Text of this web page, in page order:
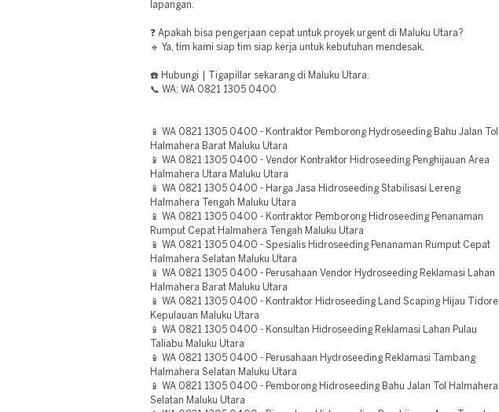
lapangan.
❓ Apakah bisa pengerjaan cepat untuk proyek urgent di Maluku Utara?
🔹 Ya, tim kami siap tim siap kerja untuk kebutuhan mendesak.
☎️ Hubungi | Tigapillar sekarang di Maluku Utara.
📞 WA: WA 0821 1305 0400
📱 WA 0821 1305 0400 - Kontraktor Pemborong Hydroseeding Bahu Jalan Tol
Halmahera Barat Maluku Utara
📱 WA 0821 1305 0400 - Vendor Kontraktor Hidroseeding Penghijauan Area
Halmahera Utara Maluku Utara
📱 WA 0821 1305 0400 - Harga Jasa Hidroseeding Stabilisasi Lereng
Halmahera Tengah Maluku Utara
📱 WA 0821 1305 0400 - Kontraktor Pemborong Hidroseeding Penanaman
Rumput Cepat Halmahera Tengah Maluku Utara
📱 WA 0821 1305 0400 - Spesialis Hidroseeding Penanaman Rumput Cepat
Halmahera Selatan Maluku Utara
📱 WA 0821 1305 0400 - Perusahaan Vendor Hydroseeding Reklamasi Lahan
Halmahera Barat Maluku Utara
📱 WA 0821 1305 0400 - Kontraktor Hidroseeding Land Scaping Hijau Tidore
Kepulauan Maluku Utara
📱 WA 0821 1305 0400 - Konsultan Hidroseeding Reklamasi Lahan Pulau
Taliabu Maluku Utara
📱 WA 0821 1305 0400 - Perusahaan Hydroseeding Reklamasi Tambang
Halmahera Selatan Maluku Utara
📱 WA 0821 1305 0400 - Pemborong Hidroseeding Bahu Jalan Tol Halmahera
Selatan Maluku Utara